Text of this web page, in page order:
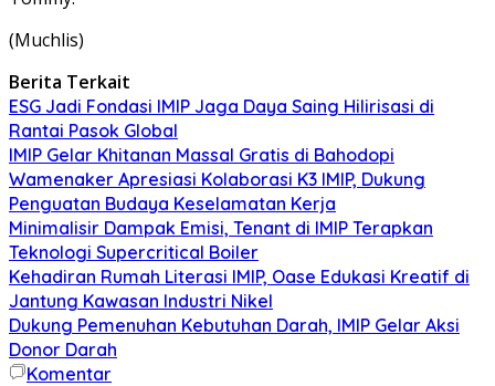
(Muchlis)
Berita Terkait
ESG Jadi Fondasi IMIP Jaga Daya Saing Hilirisasi di
Rantai Pasok Global
IMIP Gelar Khitanan Massal Gratis di Bahodopi
Wamenaker Apresiasi Kolaborasi K3 IMIP, Dukung
Penguatan Budaya Keselamatan Kerja
Minimalisir Dampak Emisi, Tenant di IMIP Terapkan
Teknologi Supercritical Boiler
Kehadiran Rumah Literasi IMIP, Oase Edukasi Kreatif di
Jantung Kawasan Industri Nikel
Dukung Pemenuhan Kebutuhan Darah, IMIP Gelar Aksi
Donor Darah
Komentar